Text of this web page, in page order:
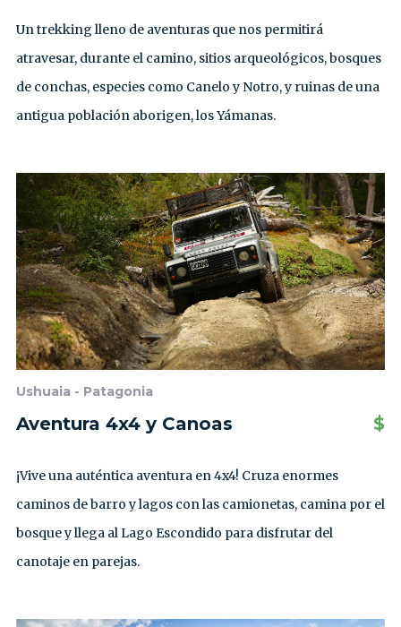
Un trekking lleno de aventuras que nos permitirá
atravesar, durante el camino, sitios arqueológicos, bosques
de conchas, especies como Canelo y Notro, y ruinas de una
antigua población aborigen, los Yámanas.
Ushuaia - Patagonia
Aventura 4x4 y Canoas $
¡Vive una auténtica aventura en 4x4! Cruza enormes
caminos de barro y lagos con las camionetas, camina por el
bosque y llega al Lago Escondido para disfrutar del
canotaje en parejas.